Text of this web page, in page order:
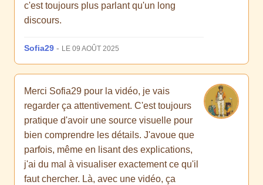
c'est toujours plus parlant qu'un long
discours.
Sofia29 - LE 09 AOÛT 2025
Merci Sofia29 pour la vidéo, je vais
regarder ça attentivement. C'est toujours
pratique d'avoir une source visuelle pour
bien comprendre les détails. J'avoue que
parfois, même en lisant des explications,
j'ai du mal à visualiser exactement ce qu'il
faut chercher. Là, avec une vidéo, ça